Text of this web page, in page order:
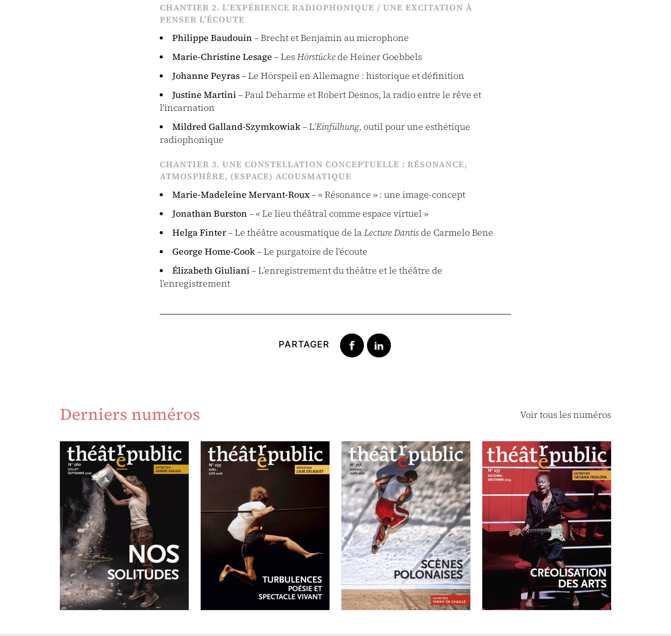
CHANTIER 2. L’EXPÉRIENCE RADIOPHONIQUE / UNE EXCITATION À
PENSER L’ÉCOUTE
Philippe Baudouin – Brecht et Benjamin au microphone
Marie-Christine Lesage – LesHörstücke de Heiner Goebbels
Johanne Peyras– Le Hörspeil en Allemagne : historique et définition
Justine Martini– Paul Deharme et Robert Desnos, la radio entre le rêve et
l’incarnation
Mildred Galland-Szymkowiak– L’Einfülhung, outil pour une esthétique
radiophonique
CHANTIER 3. UNE CONSTELLATION CONCEPTUELLE : RÉSONANCE,
ATMOSPHÈRE, (ESPACE) ACOUSMATIQUE
Marie-Madeleine Mervant-Roux– « Résonance » : une image-concept
Jonathan Burston – « Le lieu théâtral comme espace virtuel »
Helga Finter– Le théâtre acousmatique de laLecture Dantis de Carmelo Bene
George Home-Cook– Le purgatoire de l’écoute
Élizabeth Giuliani– L’enregistrement du théâtre et le théâtre de
l’enregistrement
PARTAGER
Derniers numéros Voir tous les numéros
JUILLET-SEPTEMBRE 2026
N°260
Nos solitudes
AVRIL-JUIN 2026
N°259
Turbulences :
poésie et
spectacle vivant
JANVIER-MARS 2026
N°258
Scènes
polonaises
OCTOBRE-DÉCEMBRE 2025
N°257
Créolisation des